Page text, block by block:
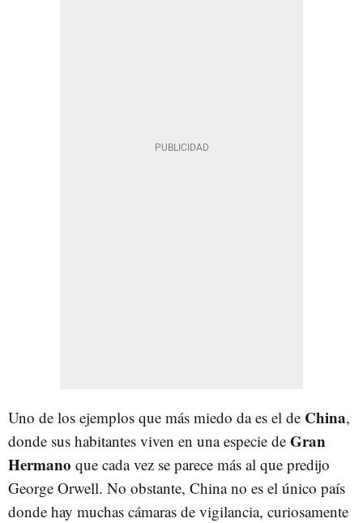
Uno de los ejemplos que más miedo da es el de China,
donde sus habitantes viven en una especie de Gran
Hermano que cada vez se parece más al que predijo
George Orwell. No obstante, China no es el único país
donde hay muchas cámaras de vigilancia, curiosamente